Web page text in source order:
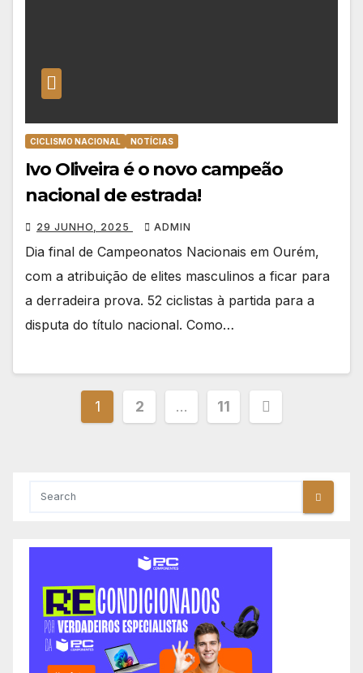
CICLISMO NACIONAL NOTÍCIAS
Ivo Oliveira é o novo campeão
nacional de estrada!
29 JUNHO, 2025 ADMIN
Dia final de Campeonatos Nacionais em Ourém,
com a atribuição de elites masculinos a ficar para
a derradeira prova. 52 ciclistas à partida para a
disputa do título nacional. Como…
Paginação
1 2 … 11